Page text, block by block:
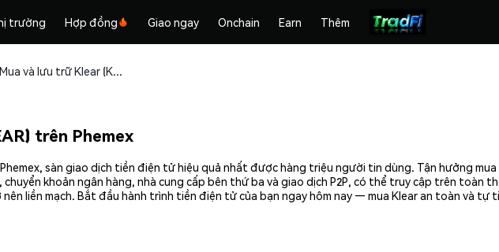
trường Hợp đồng Giao ngay Onchain Earn Thêm
Mua và lưu trữ Klear (KLEAR) an toàn
trên Phemex
Phemex, sàn giao dịch tiền điện tử hiệu quả nhất được hàng triệu người tin dùng. Tận hưởng
khoản ngân hàng, nhà cung cấp bên thứ ba và giao dịch P2P, có thể truy cập trên toàn
nên liền mạch. Bắt đầu hành trình tiền điện tử của bạn ngay hôm nay — mua Klear an toàn và tự